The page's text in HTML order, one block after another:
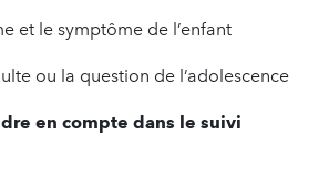
et le symptôme de l’enfant
ou la question de l’adolescence
en compte dans le suivi